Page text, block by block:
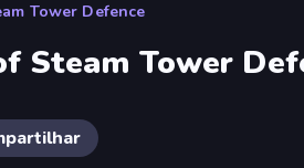
Tower Defence
Steam Tower